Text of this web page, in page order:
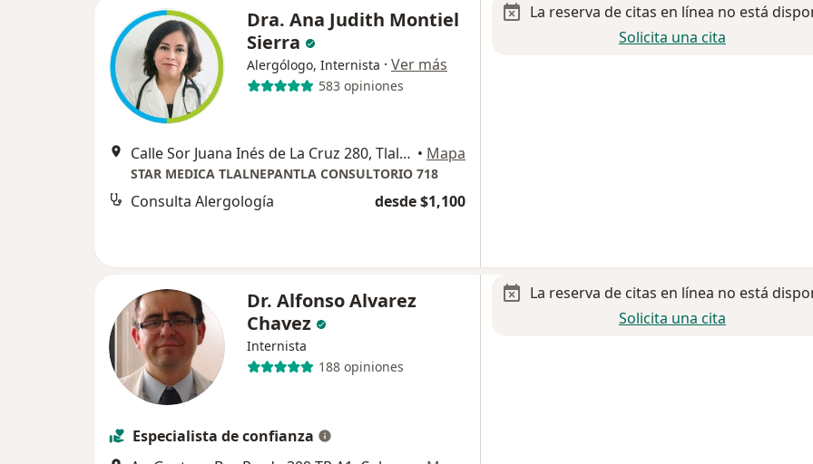
Dra. Ana Judith Montiel
Sierra
Alergólogo, Internista · Ver más
583 opiniones
Calle Sor Juana Inés de La Cruz 280, Tlalnepantla de Baz • Mapa
STAR MEDICA TLALNEPANTLA CONSULTORIO 718
Consulta Alergología desde $1,100
La reserva de citas en línea no está
Solicita una cita
Dr. Alfonso Alvarez
Chavez
Internista
188 opiniones
Especialista de confianza
La reserva de citas en línea no está
Solicita una cita